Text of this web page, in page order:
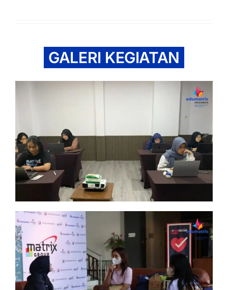
GALERI KEGIATAN